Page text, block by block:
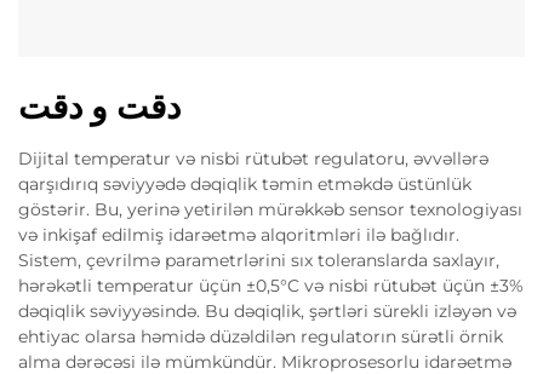
دقت و دقت
Dijital temperatur və nisbi rütubət regulatoru, əvvəllərə
qarşıdırıq səviyyədə dəqiqlik təmin etməkdə üstünlük
göstərir. Bu, yerinə yetirilən mürəkkəb sensor texnologiyası
və inkişaf edilmiş idarəetmə alqoritmləri ilə bağlıdır.
Sistem, çevrilmə parametrlərini sıx toleranslarda saxlayır,
hərəkətli temperatur üçün ±0,5°C və nisbi rütubət üçün ±3%
dəqiqlik səviyyəsində. Bu dəqiqlik, şərtləri sürekli izləyən və
ehtiyac olarsa həmidə düzəldilən regulatorın sürətli örnik
alma dərəcəsi ilə mümkündür. Mikroprosesorlu idarəetmə